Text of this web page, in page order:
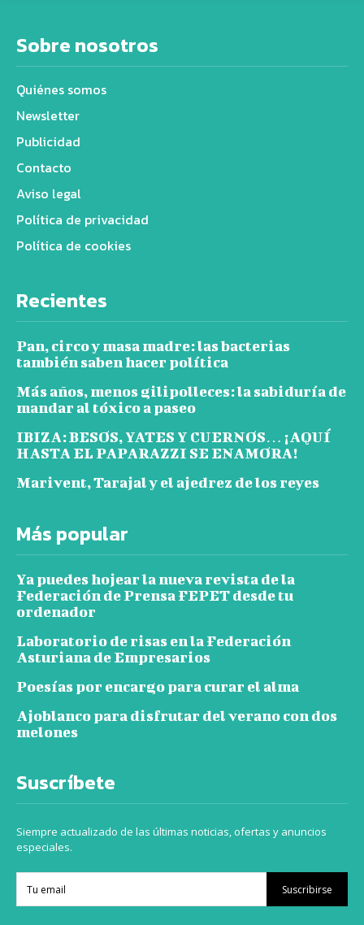
Sobre nosotros
Quiénes somos
Newsletter
Publicidad
Contacto
Aviso legal
Política de privacidad
Política de cookies
Recientes
Pan, circo y masa madre: las bacterias
también saben hacer política
Más años, menos gilipolleces: la sabiduría de
mandar al tóxico a paseo
IBIZA: BESOS, YATES Y CUERNOS… ¡AQUÍ
HASTA EL PAPARAZZI SE ENAMORA!
Marivent, Tarajal y el ajedrez de los reyes
Más popular
Ya puedes hojear la nueva revista de la
Federación de Prensa FEPET desde tu
ordenador
Laboratorio de risas en la Federación
Asturiana de Empresarios
Poesías por encargo para curar el alma
Ajoblanco para disfrutar del verano con dos
melones
Suscríbete
Siempre actualizado de las últimas noticias, ofertas y anuncios
especiales.
Suscribirse